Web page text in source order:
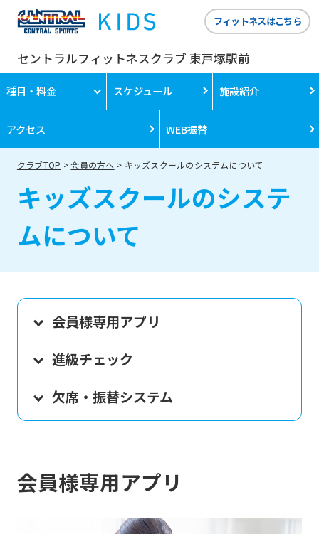
セントラルフィットネスクラブ 東戸塚駅前
フィットネスはこちら
種目・料金 スケジュール 施設紹介
アクセス WEB振替
クラブTOP 会員の方へ キッズスクールのシステムについて
キッズスクールのシステ
ムについて
会員様専用アプリ
進級チェック
欠席・振替システム
会員様専用アプリ